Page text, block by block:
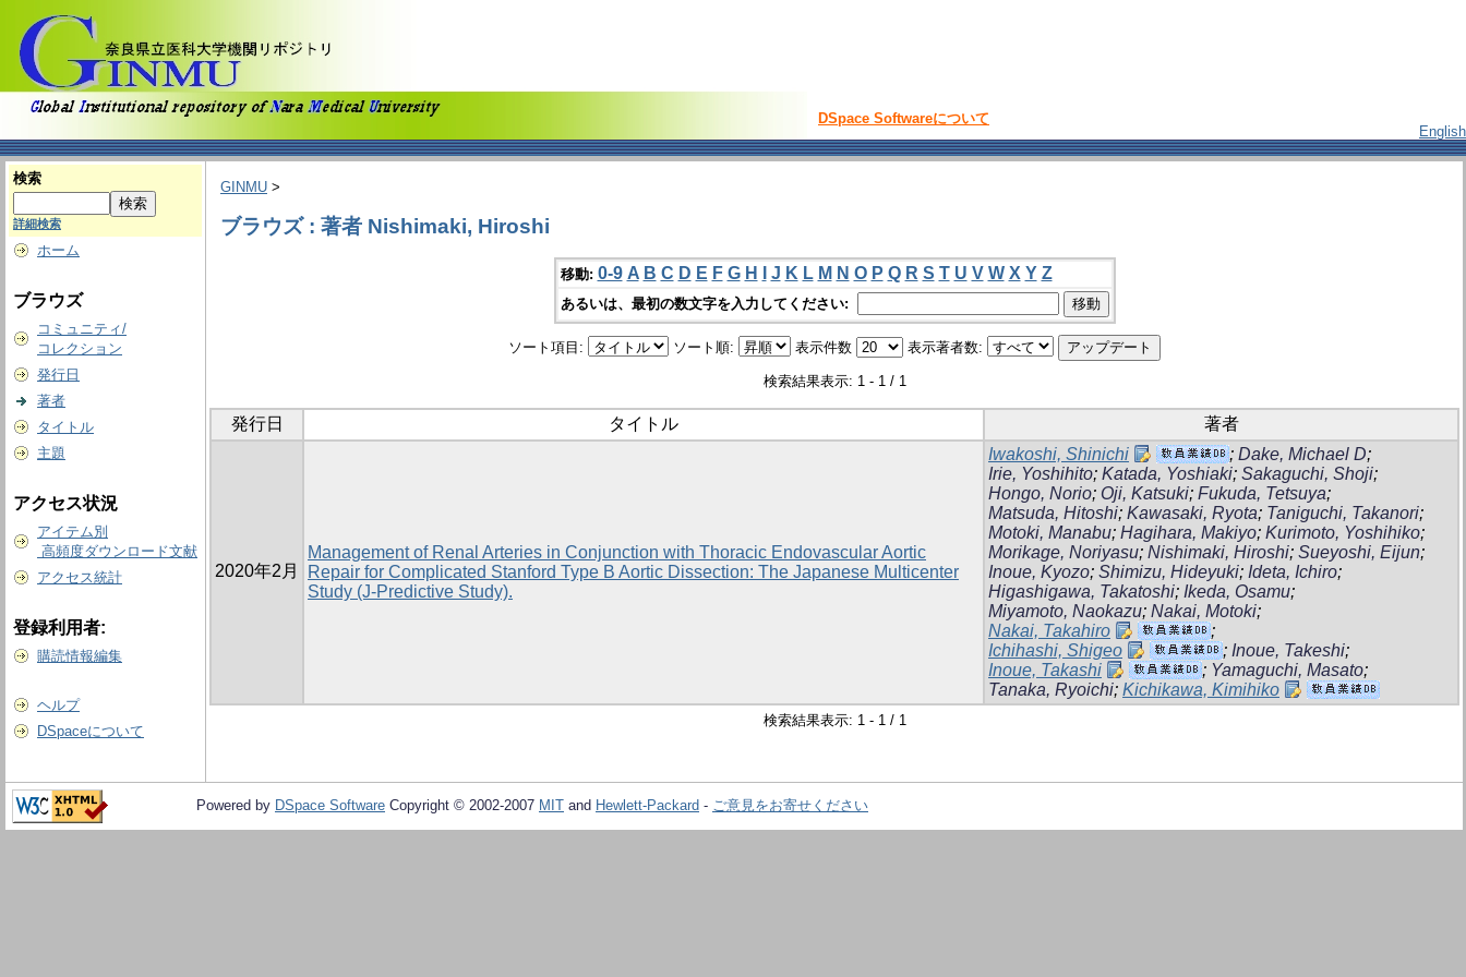
DSpace Softwareについて
English
検索
詳細検索
ホーム
ブラウズ
コミュニティ/
コレクション
発行日
著者
タイトル
主題
アクセス状況
アイテム別
高頻度ダウンロード文献
アクセス統計
登録利用者:
購読情報編集
ヘルプ
DSpaceについて
GINMU >
ブラウズ : 著者 Nishimaki, Hiroshi
移動: 0-9 A B C D E F G H J K L M N O P Q R S T U V W X Y Z
あるいは、最初の数文字を入力してください:
ソート項目: ソート順: 表示件数 表示著者数:
検索結果表示: 1 - 1 / 1
発行日 タイトル 著者
2020年2月
Management of Renal Arteries in Conjunction with Thoracic Endovascular Aortic
Repair for Complicated Stanford Type B Aortic Dissection: The Japanese Multicenter
Study (J-Predictive Study).
Iwakoshi, Shinichi ; Dake, Michael D;
Irie, Yoshihito; Katada, Yoshiaki; Sakaguchi, Shoji;
Hongo, Norio; Oji, Katsuki; Fukuda, Tetsuya;
Matsuda, Hitoshi; Kawasaki, Ryota; Taniguchi, Takanori;
Motoki, Manabu; Hagihara, Makiyo; Kurimoto, Yoshihiko;
Morikage, Noriyasu; Nishimaki, Hiroshi; Sueyoshi, Eijun;
Inoue, Kyozo; Shimizu, Hideyuki; Ideta, Ichiro;
Higashigawa, Takatoshi; Ikeda, Osamu;
Miyamoto, Naokazu; Nakai, Motoki;
Nakai, Takahiro
;
Ichihashi, Shigeo
; Inoue, Takeshi;
Inoue, Takashi
; Yamaguchi, Masato;
Tanaka, Ryoichi; Kichikawa, Kimihiko
検索結果表示: 1 - 1 / 1
Powered by DSpace Software Copyright © 2002-2007 MIT and Hewlett-Packard - ご意見をお寄せください